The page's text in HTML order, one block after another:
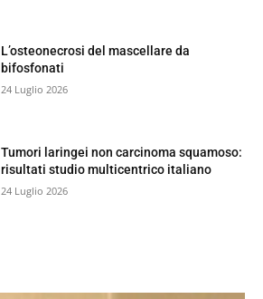
L’osteonecrosi del mascellare da
bifosfonati
24 Luglio 2026
Tumori laringei non carcinoma squamoso:
risultati studio multicentrico italiano
24 Luglio 2026